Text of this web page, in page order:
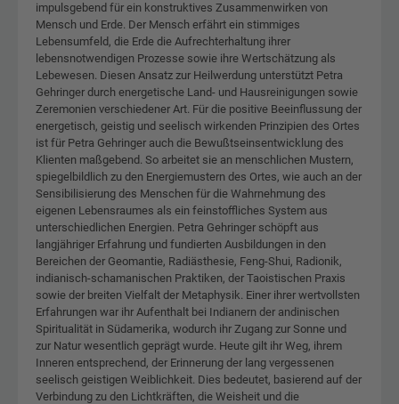
impulsgebend für ein konstruktives Zusammenwirken von
Mensch und Erde. Der Mensch erfährt ein stimmiges
Lebensumfeld, die Erde die Aufrechterhaltung ihrer
lebensnotwendigen Prozesse sowie ihre Wertschätzung als
Lebewesen. Diesen Ansatz zur Heilwerdung unterstützt Petra
Gehringer durch energetische Land- und Hausreinigungen sowie
Zeremonien verschiedener Art. Für die positive Beeinflussung der
energetisch, geistig und seelisch wirkenden Prinzipien des Ortes
ist für Petra Gehringer auch die Bewußtseinsentwicklung des
Klienten maßgebend. So arbeitet sie an menschlichen Mustern,
spiegelbildlich zu den Energiemustern des Ortes, wie auch an der
Sensibilisierung des Menschen für die Wahrnehmung des
eigenen Lebensraumes als ein feinstoffliches System aus
unterschiedlichen Energien. Petra Gehringer schöpft aus
langjähriger Erfahrung und fundierten Ausbildungen in den
Bereichen der Geomantie, Radiästhesie, Feng-Shui, Radionik,
indianisch-schamanischen Praktiken, der Taoistischen Praxis
sowie der breiten Vielfalt der Metaphysik. Einer ihrer wertvollsten
Erfahrungen war ihr Aufenthalt bei Indianern der andinischen
Spiritualität in Südamerika, wodurch ihr Zugang zur Sonne und
zur Natur wesentlich geprägt wurde. Heute gilt ihr Weg, ihrem
Inneren entsprechend, der Erinnerung der lang vergessenen
seelisch geistigen Weiblichkeit. Dies bedeutet, basierend auf der
Verbindung zu den Lichtkräften, die Weisheit und die